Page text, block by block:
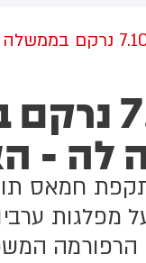
של
וספרדית,
שהציתו
בצרפת,
להרוויח
מהמצב.
זוהר: "ה-7.10
זוהר:
לה -
חמאס
מפלגות
הרפורמה